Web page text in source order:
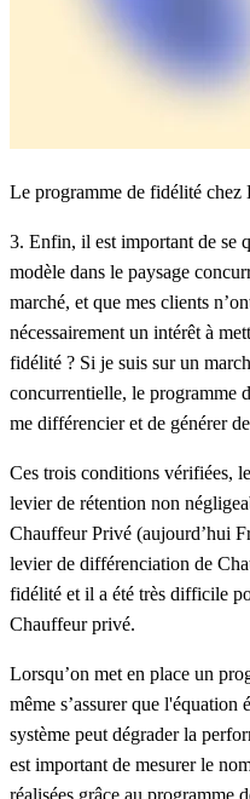
Le programme de fidélité chez
3. Enfin, il est important de se
modèle dans le paysage
marché, et que mes clients
nécessairement un intérêt à
fidélité ? Si je suis sur un
concurrentielle, le programme
me différencier et de générer
Ces trois conditions vérifiées,
levier de rétention non
Chauffeur Privé (aujourd’hui
levier de différenciation de
fidélité et il a été très difficile
Chauffeur privé.
Lorsqu’on met en place un
même s’assurer que
système peut dégrader la
est important de mesurer le